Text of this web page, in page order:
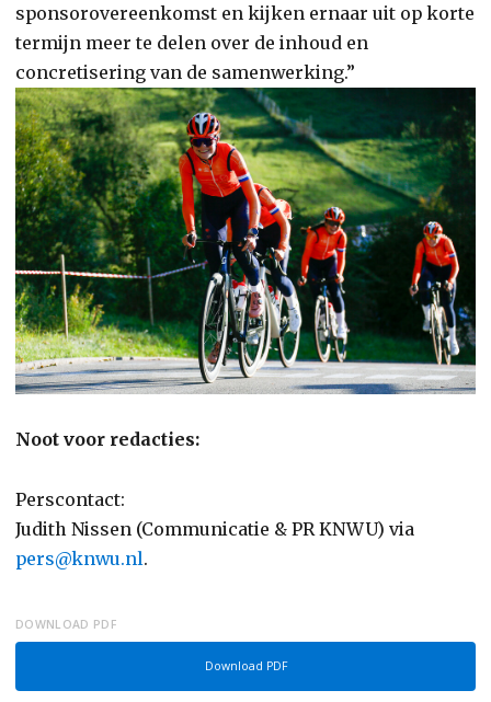
sponsorovereenkomst en kijken ernaar uit op korte
termijn meer te delen over de inhoud en
concretisering van de samenwerking.”
Noot voor redacties:
Perscontact:
Judith Nissen (Communicatie & PR KNWU) via
pers@knwu.nl.
DOWNLOAD PDF
Download PDF